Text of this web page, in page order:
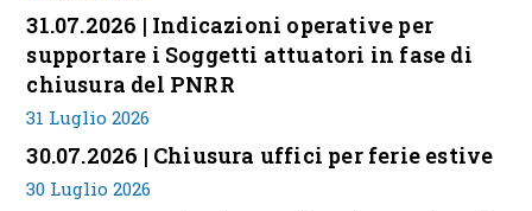
31.07.2026 | Indicazioni operative per
supportare i Soggetti attuatori in fase di
chiusura del PNRR
31 Luglio 2026
30.07.2026 | Chiusura uffici per ferie estive
30 Luglio 2026